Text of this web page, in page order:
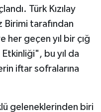
Türk Kızılay
Birimi tarafından
her geçen yıl bir çığ
bu yıl da
iftar sofralarına
geleneklerinden biri